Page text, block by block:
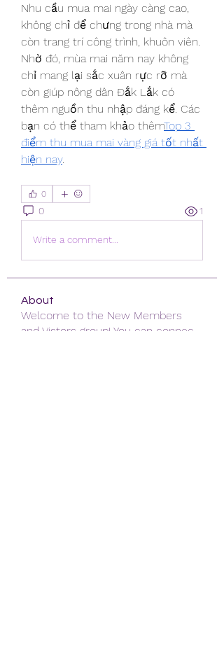
Nhu cầu mua mai ngày càng cao,
không chỉ để chưng trong nhà mà
còn trang trí công trình, khuôn viên.
Nhờ đó, mùa mai năm nay không
chỉ mang lại sắc xuân rực rỡ mà
còn giúp nông dân Đắk Lắk có
thêm nguồn thu nhập đáng kể. Các
bạn có thể tham khảo thêmTop 3
điểm thu mua mai vàng giá tốt nhất
hiện nay.
0
0 1
Write a comment...
About
Welcome to the New Members
and Vistors group! You can connec